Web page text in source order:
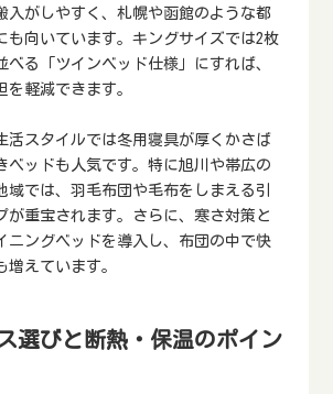
入がしやすく、札幌や函館のような都
も向いています。キングサイズでは2枚
べる「ツインベッド仕様」にすれば、
を軽減できます。
活スタイルでは冬用寝具が厚くかさば
ベッドも人気です。特に旭川や帯広の
域では、羽毛布団や毛布をしまえる引
が重宝されます。さらに、寒さ対策と
ニングベッドを導入し、布団の中で快
増えています。
選びと断熱・保温のポイン